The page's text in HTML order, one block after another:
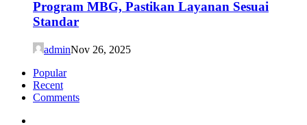
Program MBG, Pastikan Layanan Sesuai
Standar
adminNov 26, 2025
Popular
Recent
Comments